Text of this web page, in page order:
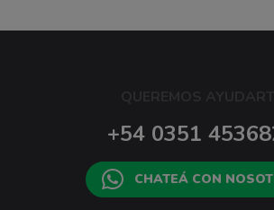
+54 0351
CHATEÁ CON